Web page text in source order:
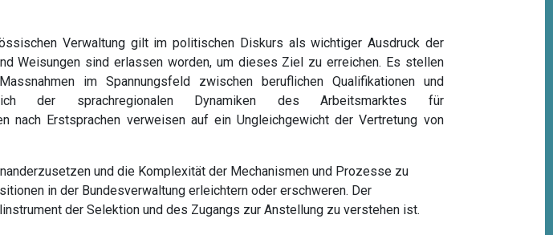
Verwaltung gilt im politischen Diskurs als wichtiger Ausdruck der
Weisungen sind erlassen worden, um dieses Ziel zu erreichen. Es stellen
im Spannungsfeld zwischen beruflichen Qualifikationen und
der sprachregionalen Dynamiken des Arbeitsmarktes für
nach Erstsprachen verweisen auf ein Ungleichgewicht der Vertretung von
und die Komplexität der Mechanismen und Prozesse zu
in der Bundesverwaltung erleichtern oder erschweren. Der
der Selektion und des Zugangs zur Anstellung zu verstehen ist.